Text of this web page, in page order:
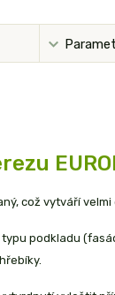
což vytváří
podkladu